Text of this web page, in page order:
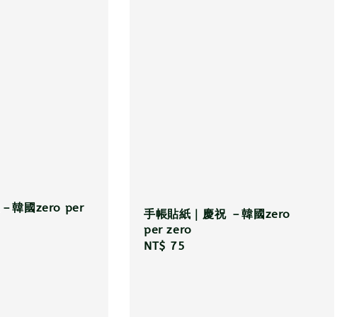
韓國zero per
手帳貼紙｜慶祝 －韓國zero
per zero
Regular
NT$ 75